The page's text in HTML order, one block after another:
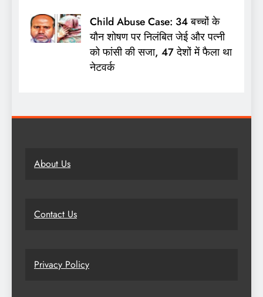
Child Abuse Case: 34 बच्चों के
यौन शोषण पर निलंबित जेई और पत्नी
को फांसी की सजा, 47 देशों में फैला था
नेटवर्क
About Us
Contact Us
Privacy Policy